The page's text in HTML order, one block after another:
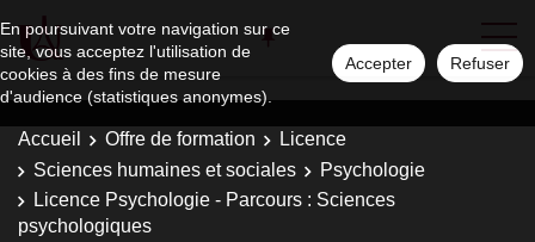
En poursuivant votre navigation sur ce
site, vous acceptez l'utilisation de
cookies à des fins de mesure
d'audience (statistiques anonymes).
Accepter Refuser
Accueil Offre de formation
Licence
Sciences humaines et sociales
Psychologie
Licence Psychologie - Parcours : Sciences
psychologiques